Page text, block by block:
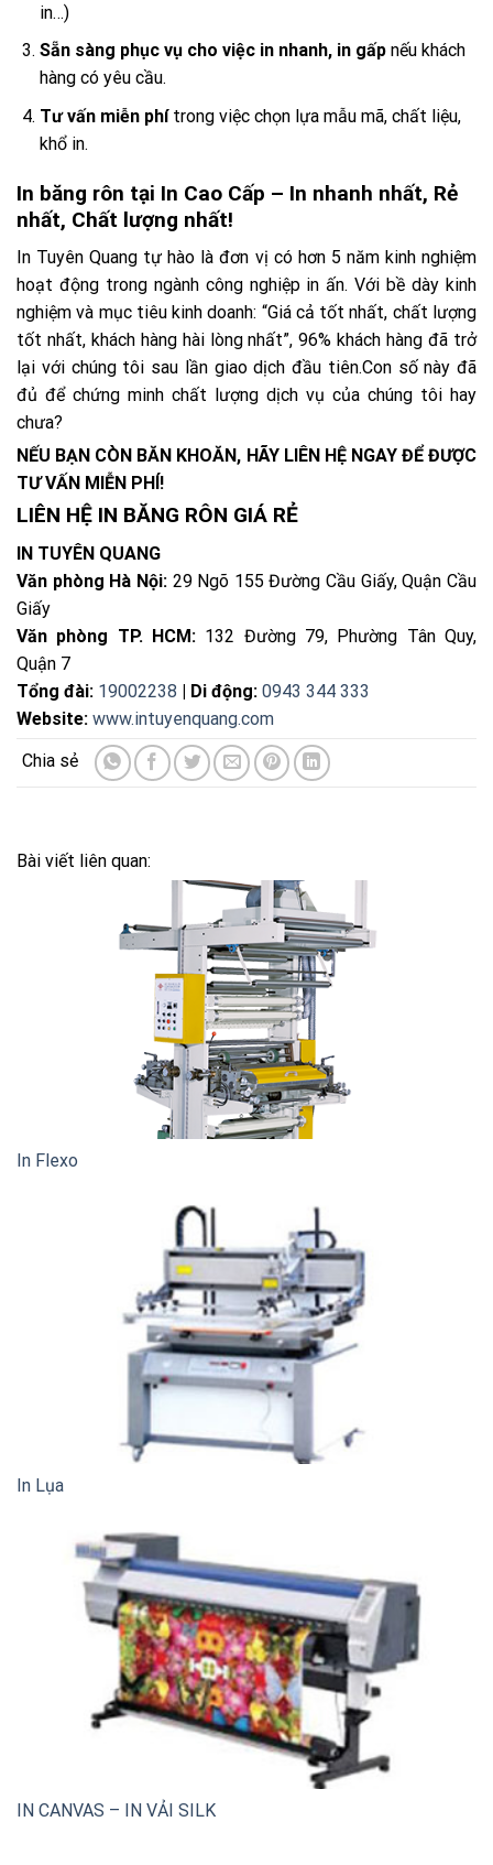
in…)
Sẵn sàng phục vụ cho việc in nhanh, in gấpnếu khách
hàng có yêu cầu.
Tư vấn miễn phítrong việc chọn lựa mẫu mã, chất liệu,
khổ in.
In băng rôn tại In Cao Cấp – In nhanh nhất, Rẻ
nhất, Chất lượng nhất!
In Tuyên Quang tự hào là đơn vị có hơn 5 năm kinh nghiệm
hoạt động trong ngành công nghiệp in ấn. Với bề dày kinh
nghiệm và mục tiêu kinh doanh: “Giá cả tốt nhất, chất lượng
tốt nhất, khách hàng hài lòng nhất”, 96% khách hàng đã trở
lại với chúng tôi sau lần giao dịch đầu tiên.Con số này đã
đủ để chứng minh chất lượng dịch vụ của chúng tôi hay
chưa?
NẾU BẠN CÒN BĂN KHOĂN, HÃY LIÊN HỆ NGAY ĐỂ ĐƯỢC
TƯ VẤN MIỄN PHÍ!
LIÊN HỆ IN BĂNG RÔN GIÁ RẺ
IN TUYÊN QUANG
Văn phòng Hà Nội: 29 Ngõ 155 Đường Cầu Giấy, Quận Cầu
Giấy
Văn phòng TP. HCM: 132 Đường 79, Phường Tân Quy,
Quận 7
Tổng đài: 19002238 | Di động: 0943 344 333
Website: www.intuyenquang.com
Bài viết liên quan:
In Flexo
In Lụa
IN CANVAS – IN VẢI SILK